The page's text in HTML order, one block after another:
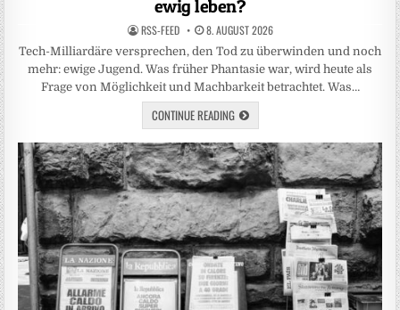
ewig leben?
RSS-FEED 8. AUGUST 2026
Tech-Milliardäre versprechen, den Tod zu überwinden und noch
mehr: ewige Jugend. Was früher Phantasie war, wird heute als
Frage von Möglichkeit und Machbarkeit betrachtet. Was…
CONTINUE READING